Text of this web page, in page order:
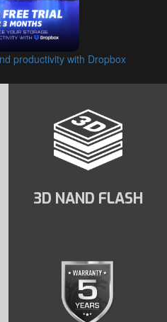
productivity with Dropbox
3D NAND FLASH